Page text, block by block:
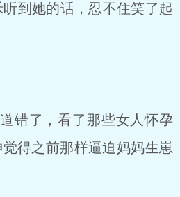
到她的话，忍不住笑了起
错了，看了那些女人怀孕
得之前那样逼迫妈妈生崽